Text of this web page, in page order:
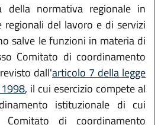
della normativa regionale in
regionali del lavoro e di servizi
salve le funzioni in materia di
Comitato di coordinamento
dall'articolo 7 della legge
, il cui esercizio compete al
istituzionale di cui
di coordinamento